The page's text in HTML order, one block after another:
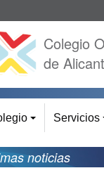
Colegio
de
Servicios
noticias